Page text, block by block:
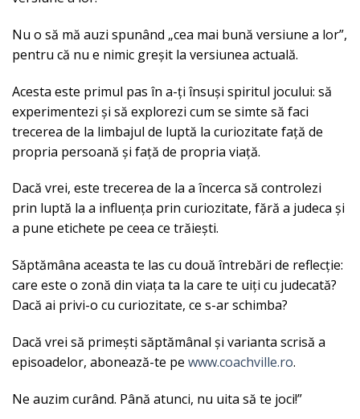
Nu o să mă auzi spunând „cea mai bună versiune a lor”,
pentru că nu e nimic greșit la versiunea actuală.
Acesta este primul pas în a-ți însuși spiritul jocului: să
experimentezi și să explorezi cum se simte să faci
trecerea de la limbajul de luptă la curiozitate față de
propria persoană și față de propria viață.
Dacă vrei, este trecerea de la a încerca să controlezi
prin luptă la a influența prin curiozitate, fără a judeca și
a pune etichete pe ceea ce trăiești.
Săptămâna aceasta te las cu două întrebări de reflecție:
care este o zonă din viața ta la care te uiți cu judecată?
Dacă ai privi-o cu curiozitate, ce s-ar schimba?
Dacă vrei să primești săptămânal și varianta scrisă a
episoadelor, abonează-te pe www.coachville.ro.
Ne auzim curând. Până atunci, nu uita să te joci!”